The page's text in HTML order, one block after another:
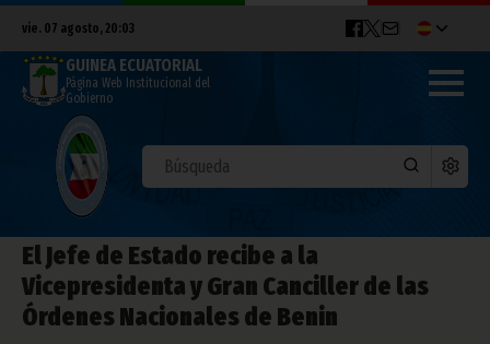
vie. 07 agosto, 20:03
GUINEA ECUATORIAL
Página Web Institucional del
Gobierno
El Jefe de Estado recibe a la
Vicepresidenta y Gran Canciller de las
Órdenes Nacionales de Benin